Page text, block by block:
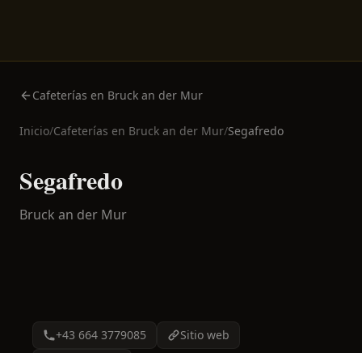
Cafeterías en Bruck an der Mur
Inicio/Cafeterías en Bruck an der Mur/Segafredo
Segafredo
Bruck an der Mur
+43 664 3779085
Sitio web